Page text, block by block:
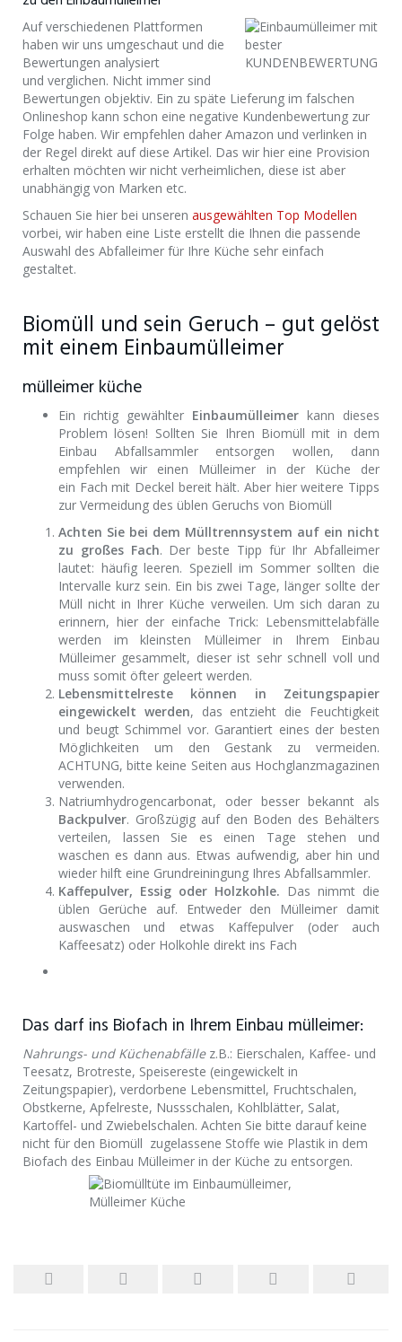
Auf verschiedenen Plattformen
haben wir uns umgeschaut und die
Bewertungen analysiert
und verglichen. Nicht immer sind
Bewertungen objektiv. Ein zu späte Lieferung im falschen
Onlineshop kann schon eine negative Kundenbewertung zur
Folge haben. Wir empfehlen daher Amazon und verlinken in
der Regel direkt auf diese Artikel. Das wir hier eine Provision
erhalten möchten wir nicht verheimlichen, diese ist aber
unabhängig von Marken etc.
Schauen Sie hier bei unseren ausgewählten Top Modellen
vorbei, wir haben eine Liste erstellt die Ihnen die passende
Auswahl des Abfalleimer für Ihre Küche sehr einfach
gestaltet.
Biomüll und sein Geruch – gut gelöst
mit einem Einbaumülleimer
mülleimer küche
Ein richtig gewählter Einbaumülleimer kann dieses
Problem lösen! Sollten Sie Ihren Biomüll mit in dem
Einbau Abfallsammler entsorgen wollen, dann
empfehlen wir einen Mülleimer in der Küche der
ein Fach mit Deckel bereit hält. Aber hier weitere Tipps
zur Vermeidung des üblen Geruchs von Biomüll
Achten Sie bei dem Mülltrennsystem auf ein nicht
zu großes Fach. Der beste Tipp für Ihr Abfalleimer
lautet: häufig leeren. Speziell im Sommer sollten die
Intervalle kurz sein. Ein bis zwei Tage, länger sollte der
Müll nicht in Ihrer Küche verweilen. Um sich daran zu
erinnern, hier der einfache Trick: Lebensmittelabfälle
werden im kleinsten Mülleimer in Ihrem Einbau
Mülleimer gesammelt, dieser ist sehr schnell voll und
muss somit öfter geleert werden.
Lebensmittelreste können in Zeitungspapier
eingewickelt werden, das entzieht die Feuchtigkeit
und beugt Schimmel vor. Garantiert eines der besten
Möglichkeiten um den Gestank zu vermeiden.
ACHTUNG, bitte keine Seiten aus Hochglanzmagazinen
verwenden.
Natriumhydrogencarbonat, oder besser bekannt als
Backpulver. Großzügig auf den Boden des Behälters
verteilen, lassen Sie es einen Tage stehen und
waschen es dann aus. Etwas aufwendig, aber hin und
wieder hilft eine Grundreiningung Ihres Abfallsammler.
Kaffepulver, Essig oder Holzkohle. Das nimmt die
üblen Gerüche auf. Entweder den Mülleimer damit
auswaschen und etwas Kaffepulver (oder auch
Kaffeesatz) oder Holkohle direkt ins Fach
Das darf ins Biofach in Ihrem Einbau mülleimer:
Nahrungs- und Küchenabfällez.B.: Eierschalen, Kaffee- und
Teesatz, Brotreste, Speisereste (eingewickelt in
Zeitungspapier), verdorbene Lebensmittel, Fruchtschalen,
Obstkerne, Apfelreste, Nussschalen, Kohlblätter, Salat,
Kartoffel- und Zwiebelschalen. Achten Sie bitte darauf keine
nicht für den Biomüll zugelassene Stoffe wie Plastik in dem
Biofach des Einbau Mülleimer in der Küche zu entsorgen.